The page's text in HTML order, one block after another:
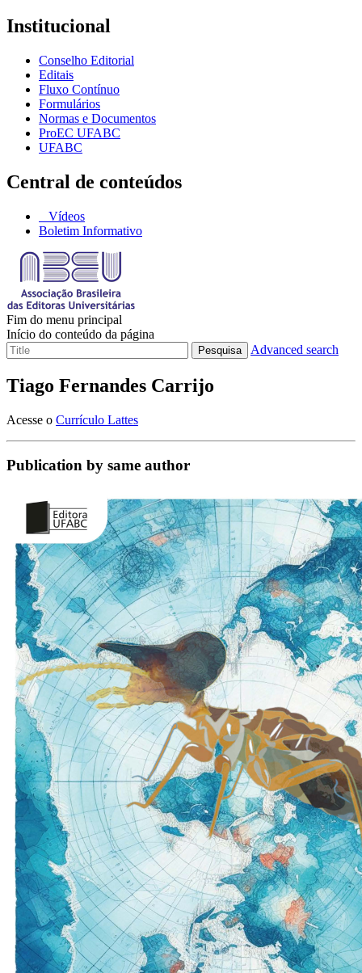
Institucional
Conselho Editorial
Editais
Fluxo Contínuo
Formulários
Normas e Documentos
ProEC UFABC
UFABC
Central de conteúdos
Vídeos
Boletim Informativo
Fim do menu principal
Início do conteúdo da página
Pesquisa Advanced search
Tiago Fernandes Carrijo
Acesse o Currículo Lattes
Publication by same author